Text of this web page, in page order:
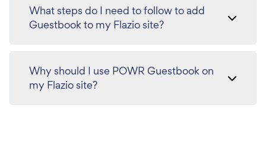
What steps do I need to follow to add
Guestbook to my Flazio site?
Why should I use POWR Guestbook on
my Flazio site?